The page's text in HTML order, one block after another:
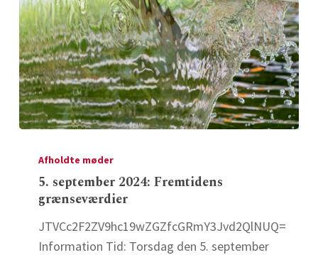
gå-
hjem
møde
–
Øst
september
2024:
Fremtidens
Afholdte møder
5. september 2024: Fremtidens
grænseværdier
JTVCc2F2ZV9hc19wZGZfcGRmY3Jvd2QlNUQ=
Information Tid: Torsdag den 5. september